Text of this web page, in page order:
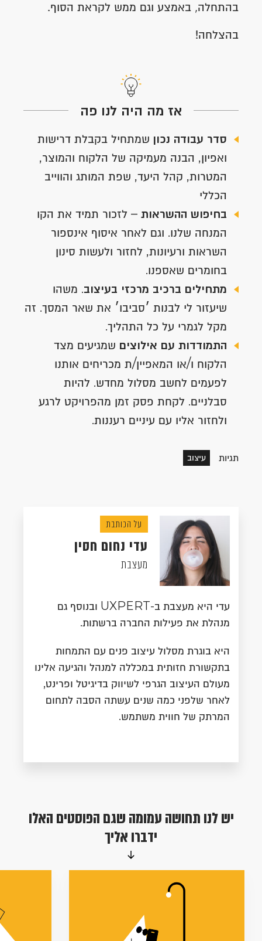
בהתחלה, באמצע וגם ממש לקראת הסוף.
בהצלחה!
אז מה היה לנו פה
סדר עבודה נכון שמתחיל בקבלת דרישות
ואפיון, הבנה מעמיקה של הלקוח והמוצר,
המטרות, קהל היעד, שפת המותג והווייב
הכללי
בחיפוש ההשראות – לזכור תמיד את הקו
המנחה שלנו. וגם לאחר איסוף אינספור
השראות ורעיונות, לחזור ולעשות סינון
בחומרים שאספנו.
מתחילים ברכיב מרכזי בעיצוב. משהו
שיעזור לי לבנות ׳סביבו׳ את שאר המסך. זה
מקל לגמרי על כל התהליך.
התמודדות עם אילוצים שמגיעים מצד
הלקוח ו/או המאפיין/ת מכריחים אותנו
לפעמים לחשב מסלול מחדש. להיות
סבלניים. לקחת פסק זמן מהפרויקט לרגע
ולחזור אליו עם עיניים רעננות.
תגיות עיצוב
על הכותבת
עדי נחום חסין
מעצבת
עדי היא מעצבת ב-UXPERT ובנוסף גם
מנהלת את פעילות החברה ברשתות.
היא בוגרת מסלול עיצוב פנים עם התמחות
בתקשורת חזותית במכללה למנהל והגיעה אלינו
מעולם העיצוב הגרפי לשיווק בדיגיטל ופרינט,
לאחר שלפני כמה שנים עשתה הסבה לתחום
המרתק של חווית משתמש.
יש לנו תחושה עמומה שגם הפוסטים האלו
ידברו אליך